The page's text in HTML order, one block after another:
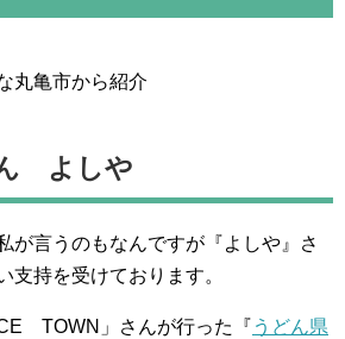
丸亀市から紹介
よしや
が言うのもなんですが『よしや』さ
支持を受けております。
TOWN」さんが行った『 うどん県